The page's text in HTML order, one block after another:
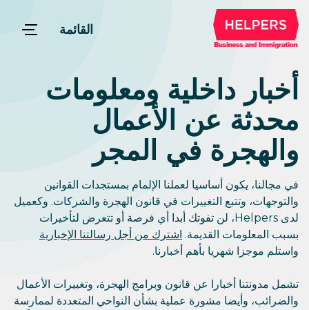
القائمة
أخبار داخلية ومعلومات
محدثة عن الأعمال
والهجرة في المجر
في مجالنا، يكون أساسيا لعملنا الإلمام بمستجدات القوانين
والتوجهات، وتتبع التغييرات في قانون الهجرة والشركات. وكعميل
لدى Helpers، لن تفوتك أبدا أي فرصة أو تتعرض لتأخيرات
بسبب المعلومات القديمة. اشترك من أجل رسالتنا الإخبارية
واستلم موجزا شهريا بأهم أخبارنا.
تشمل مدونتنا أخبارا عن قانون وبرامج الهجرة، وتغييرات الأعمال
والضرائب، وأيضا مشورة عملية بشأن النواحي المتعددة لممارسة